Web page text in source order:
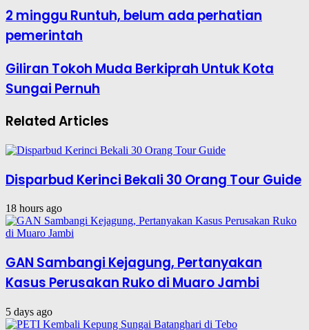
2 minggu Runtuh, belum ada perhatian
pemerintah
Giliran Tokoh Muda Berkiprah Untuk Kota
Sungai Pernuh
Related Articles
Disparbud Kerinci Bekali 30 Orang Tour Guide
18 hours ago
GAN Sambangi Kejagung, Pertanyakan
Kasus Perusakan Ruko di Muaro Jambi
5 days ago